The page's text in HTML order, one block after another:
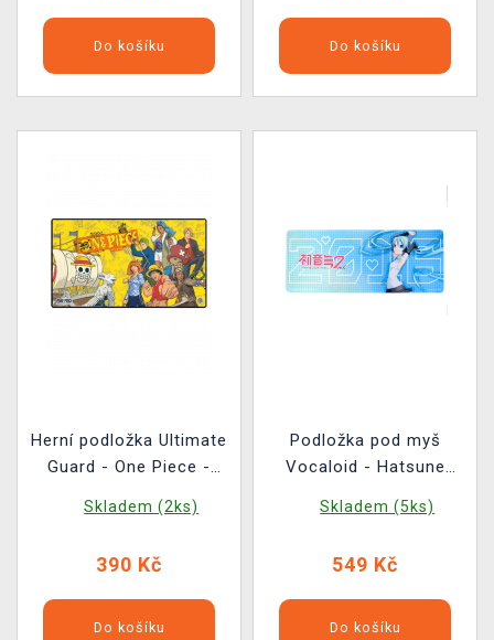
Do košíku Do košíku
Herní podložka Ultimate
Guard - One Piece -
Skladem (2ks)
390 Kč
Do košíku
Podložka pod myš
Vocaloid - Hatsune
Skladem (5ks)
549 Kč
Do košíku